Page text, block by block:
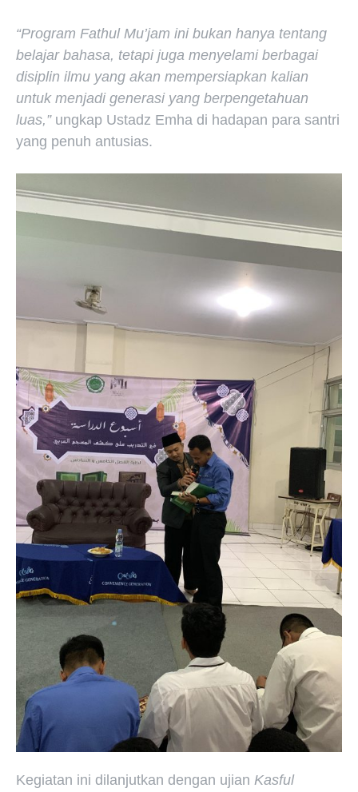
“Program Fathul Mu’jam ini bukan hanya tentang
belajar bahasa, tetapi juga menyelami berbagai
disiplin ilmu yang akan mempersiapkan kalian
untuk menjadi generasi yang berpengetahuan
luas,”ungkap Ustadz Emha di hadapan para santri
yang penuh antusias.
Kegiatan ini dilanjutkan dengan ujian Kasful